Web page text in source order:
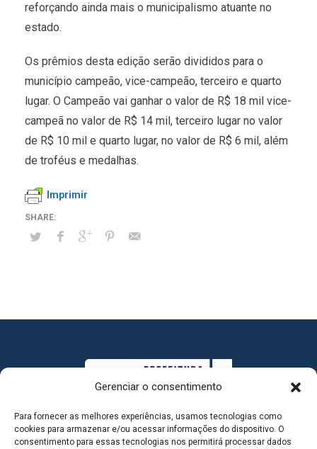
Gerenciar o consentimento
Para fornecer as melhores experiências, usamos tecnologias como
cookies para armazenar e/ou acessar informações do dispositivo. O
consentimento para essas tecnologias nos permitirá processar dados
reforçando ainda mais o municipalismo atuante no
estado.
Os prêmios desta edição serão divididos para o
município campeão, vice-campeão, terceiro e quarto
lugar. O Campeão vai ganhar o valor de R$ 18 mil vice-
campeã no valor de R$ 14 mil, terceiro lugar no valor
de R$ 10 mil e quarto lugar, no valor de R$ 6 mil, além
de troféus e medalhas.
Imprimir